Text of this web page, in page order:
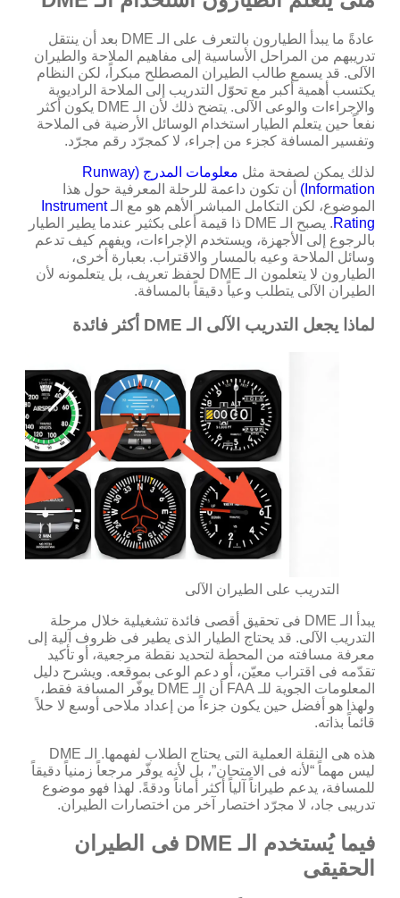
عادةً ما يبدأ الطيارون بالتعرف على الـ DME بعد أن ينتقل
تدريبهم من المراحل الأساسية إلى مفاهيم الملاحة والطيران
الآلى. قد يسمع طالب الطيران المصطلح مبكراً، لكن النظام
يكتسب أهمية أكبر مع تحوّل التدريب إلى الملاحة الراديوية
والإجراءات والوعى الآلى. يتضح ذلك لأن الـ DME يكون أكثر
نفعاً حين يتعلم الطيار استخدام الوسائل الأرضية فى الملاحة
وتفسير المسافة كجزء من إجراء، لا كمجرّد رقم مجرّد.
لذلك يمكن لصفحة مثل
معلومات المدرج (Runway
Information)
أن تكون داعمة للرحلة المعرفية حول هذا
الموضوع، لكن التكامل المباشر الأهم هو مع الـInstrument
Rating
. يصبح الـ DME ذا قيمة أعلى بكثير عندما يطير الطيار
بالرجوع إلى الأجهزة، ويستخدم الإجراءات، ويفهم كيف تدعم
وسائل الملاحة وعيه بالمسار والاقتراب. بعبارة أخرى،
الطيارون لا يتعلمون الـ DME لحفظ تعريف، بل يتعلمونه لأن
الطيران الآلى يتطلب وعياً دقيقاً بالمسافة.
لماذا يجعل التدريب الآلى الـ DME أكثر فائدة
التدريب على الطيران الآلى
يبدأ الـ DME فى تحقيق أقصى فائدة تشغيلية خلال مرحلة
التدريب الآلى. قد يحتاج الطيار الذى يطير فى ظروف آلية إلى
معرفة مسافته من المحطة لتحديد نقطة مرجعية، أو تأكيد
تقدّمه فى اقتراب معيّن، أو دعم الوعى بموقعه. ويشرح دليل
المعلومات الجوية للـ FAA أن الـ DME يوفّر المسافة فقط،
ولهذا هو أفضل حين يكون جزءاً من إعداد ملاحى أوسع لا حلاً
قائماً بذاته.
هذه هى النقلة العملية التى يحتاج الطلاب لفهمها. الـ DME
ليس مهماً “لأنه فى الامتحان”، بل لأنه يوفّر مرجعاً زمنياً دقيقاً
للمسافة، يدعم طيراناً آلياً أكثر أماناً ودقةً. لهذا فهو موضوع
تدريبى جاد، لا مجرّد اختصار آخر من اختصارات الطيران.
فيما يُستخدم الـ DME فى الطيران
الحقيقى